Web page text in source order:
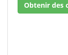
Obtenir des